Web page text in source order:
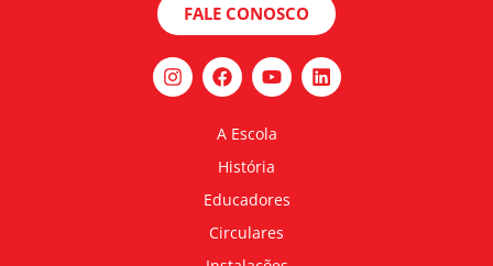
FALE CONOSCO
A Escola
História
Educadores
Circulares